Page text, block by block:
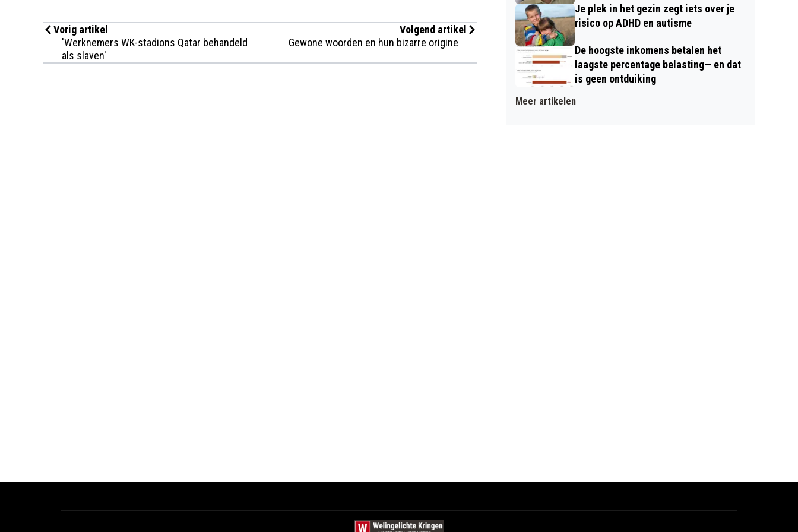
Vorig artikel
'Werknemers WK-stadions Qatar behandeld
als slaven'
Volgend artikel
Gewone woorden en hun bizarre origine
Je plek in het gezin zegt iets over je
risico op ADHD en autisme
De hoogste inkomens betalen het
laagste percentage belasting— en dat
is geen ontduiking
Meer artikelen